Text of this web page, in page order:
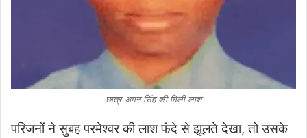
छात्र अमन सिंह की मिली लाश
परिजनों ने सुबह परमेश्वर की लाश फंदे से झूलते देखा, तो उसके